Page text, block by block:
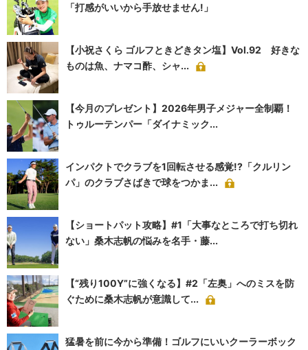
「打感がいいから手放せません!」
【小祝さくら ゴルフときどきタン塩】Vol.92 好きな
ものは魚、ナマコ酢、シャ...
【今月のプレゼント】2026年男子メジャー全制覇！
トゥルーテンパー「ダイナミック...
インパクトでクラブを1回転させる感覚!?「クルリン
パ」のクラブさばきで球をつかま...
【ショートパット攻略】#1「大事なところで打ち切れ
ない」桑木志帆の悩みを名手・藤...
【“残り100Y”に強くなる】#2「左奥」へのミスを防
ぐために桑木志帆が意識して...
猛暑を前に今から準備！ゴルフにいいクーラーボック